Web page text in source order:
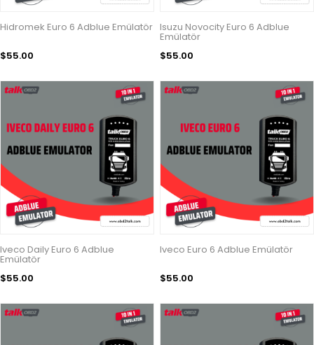
Hidromek Euro 6 Adblue Emülatör
$55.00
Isuzu Novocity Euro 6 Adblue
Emülatör
$55.00
Iveco Daily Euro 6 Adblue
Emülatör
$55.00
Iveco Euro 6 Adblue Emülatör
$55.00